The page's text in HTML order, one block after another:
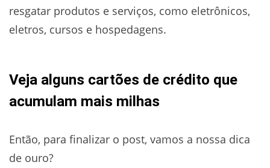
resgatar produtos e serviços, como eletrônicos,
eletros, cursos e hospedagens.
Veja alguns cartões de crédito que
acumulam mais milhas
Então, para finalizar o post, vamos a nossa dica
de ouro?